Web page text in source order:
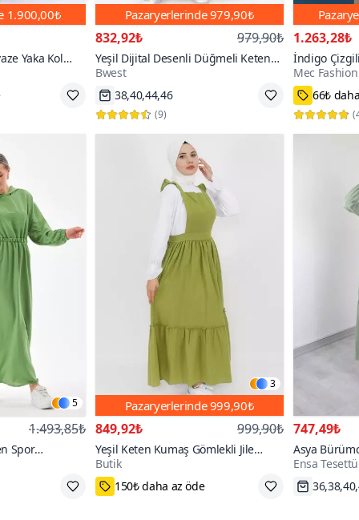
1.900,00₺
Yaka Kol
Pazaryerlerinde979,90₺
832,92₺ 979,90₺
Yeşil Dijital Desenli Düğmeli Keten
Kumaş Elbise
Bwest
38,40,44,46
(9)
1.263,28₺
İndigo
Tesettür
Mec Fashion
66₺
(
5
1.493,85₺
Spor
Cepli
3
Pazaryerlerinde999,90₺
849,92₺ 999,90₺
Yeşil Keten Kumaş Gömlekli Jile
Elbise
Butik
150₺ daha az öde
747,49₺
Asya
Ensa